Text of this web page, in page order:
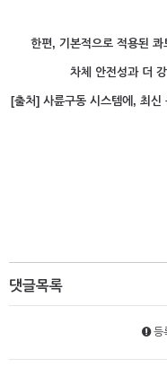
한편, 기본적으로 적용된
차체 안전성과 더
​[출처] 사륜구동 시스템에, 최
댓글목록
등